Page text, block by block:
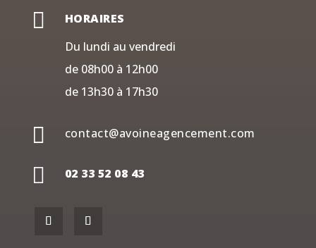

HORAIRES
Du lundi au vendredi
de 08h00 à 12h00
de 13h30 à 17h30
 contact@avoineagencement.com
 02 33 52 08 43